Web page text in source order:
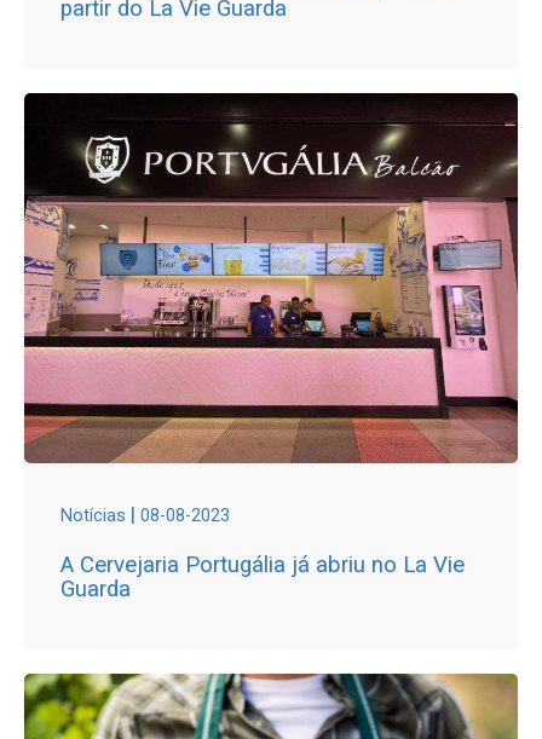
partir do La Vie Guarda
Notícias | 08-08-2023
A Cervejaria Portugália já abriu no La Vie
Guarda